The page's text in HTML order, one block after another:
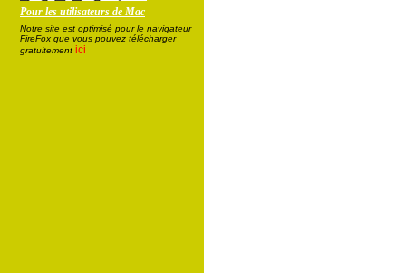
Pour les utilisateurs de Mac
Notre site est optimisé pour le navigateur
FireFox que vous pouvez télécharger
gratuitement ici